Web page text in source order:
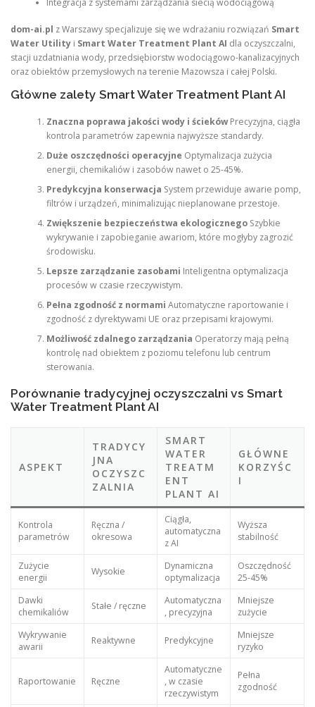
dom-ai.pl z Warszawy specjalizuje się we wdrażaniu rozwiązań Smart
Water Utility i Smart Water Treatment Plant AI dla oczyszczalni,
stacji uzdatniania wody, przedsiębiorstw wodociągowo-kanalizacyjnych
oraz obiektów przemysłowych na terenie Mazowsza i całej Polski.
Główne zalety Smart Water Treatment Plant AI
Znaczna poprawa jakości wody i ściekówPrecyzyjna, ciągła
kontrola parametrów zapewnia najwyższe standardy.
Duże oszczędności operacyjne Optymalizacja zużycia
energii, chemikaliów i zasobów nawet o 25-45%.
Predykcyjna konserwacja System przewiduje awarie pomp,
filtrów i urządzeń, minimalizując nieplanowane przestoje.
Zwiększenie bezpieczeństwa ekologicznegoSzybkie
wykrywanie i zapobieganie awariom, które mogłyby zagrozić
środowisku.
Lepsze zarządzanie zasobami Inteligentna optymalizacja
procesów w czasie rzeczywistym.
Pełna zgodność z normami Automatyczne raportowanie i
zgodność z dyrektywami UE oraz przepisami krajowymi.
Możliwość zdalnego zarządzania Operatorzy mają pełną
kontrolę nad obiektem z poziomu telefonu lub centrum
sterowania.
Porównanie tradycyjnej oczyszczalni vs Smart
Water Treatment Plant AI
ASPEKT
TRADYCY
JNA
OCZYSZC
ZALNIA
SMART
WATER
TREATM
ENT
PLANT AI
GŁÓWNE
KORZYŚC
I
Kontrola
parametrów
Ręczna /
okresowa
Ciągła,
automatyczna
z AI
Wyższa
stabilność
Zużycie
energii
Wysokie
Dynamiczna
optymalizacja
Oszczędność
25-45%
Dawki
chemikaliów
Stałe / ręczne
Automatyczna
, precyzyjna
Mniejsze
zużycie
Wykrywanie
awarii
Reaktywne Predykcyjne
Mniejsze
ryzyko
Raportowanie Ręczne
Automatyczne
, w czasie
rzeczywistym
Pełna
zgodność